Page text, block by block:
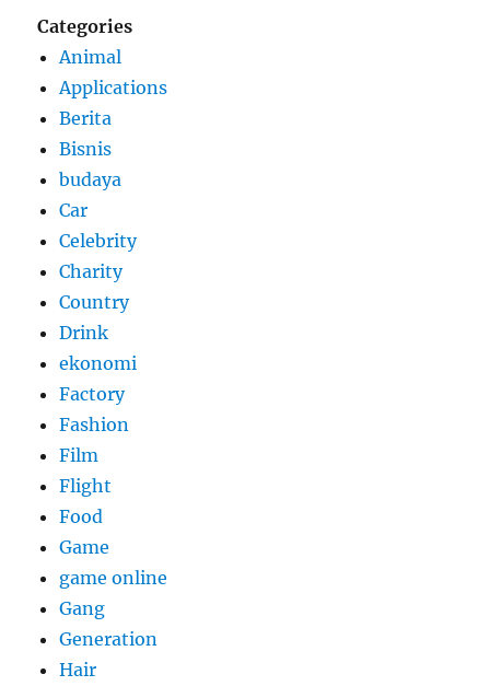
Categories
Animal
Applications
Berita
Bisnis
budaya
Car
Celebrity
Charity
Country
Drink
ekonomi
Factory
Fashion
Film
Flight
Food
Game
game online
Gang
Generation
Hair